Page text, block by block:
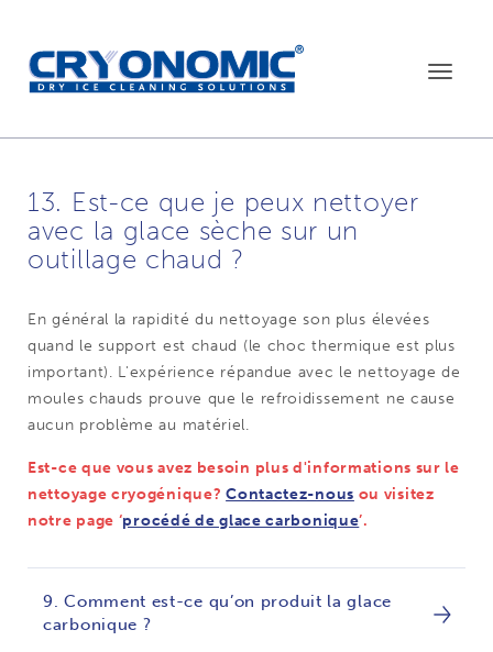
Toggle
13. Est-ce que je peux nettoyer
avec la glace sèche sur un
outillage chaud ?
En général la rapidité du nettoyage son plus élevées
quand le support est chaud (le choc thermique est plus
important). L'expérience répandue avec le nettoyage de
moules chauds prouve que le refroidissement ne cause
aucun problème au matériel.
Est-ce que vous avez besoin plus d'informations sur le
nettoyage cryogénique?Contactez-nous ou visitez
notre page ‘procédé de glace carbonique’.
9. Comment est-ce qu’on produit la glace
carbonique ?